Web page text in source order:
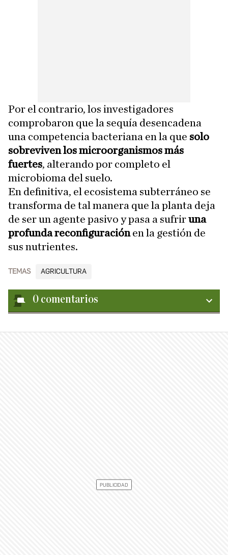
Por el contrario, los investigadores
comprobaron que la sequía desencadena
una competencia bacteriana en la que solo
sobreviven los microorganismos más
fuertes, alterando por completo el
microbioma del suelo.
En definitiva, el ecosistema subterráneo se
transforma de tal manera que la planta deja
de ser un agente pasivo y pasa a sufriruna
profunda reconfiguraciónen la gestión de
sus nutrientes.
TEMAS AGRICULTURA
0 comentarios